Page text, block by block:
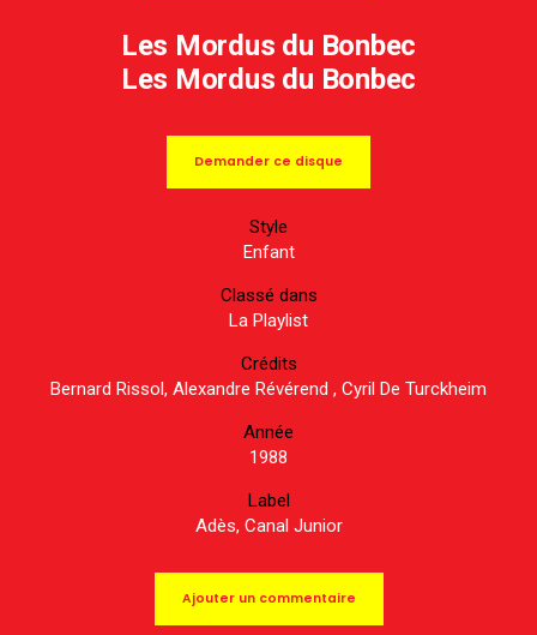
Les Mordus du Bonbec
Les Mordus du Bonbec
Demander ce disque
Style
Enfant
Classé dans
La Playlist
Crédits
Bernard Rissol, Alexandre Révérend , Cyril De Turckheim
Année
1988
Label
Adès, Canal Junior
Ajouter un commentaire